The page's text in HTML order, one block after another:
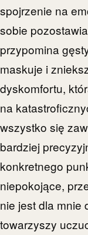
spojrzenie na
sobie
przypomina
maskuje i
dyskomfortu,
na
wszystko się
bardziej
konkretnego
niepokojące,
nie jest dla mnie
towarzyszy